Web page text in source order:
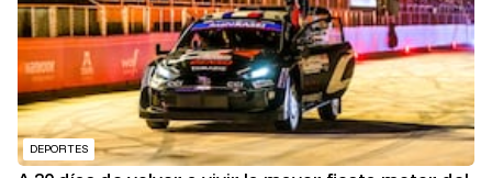
DEPORTES